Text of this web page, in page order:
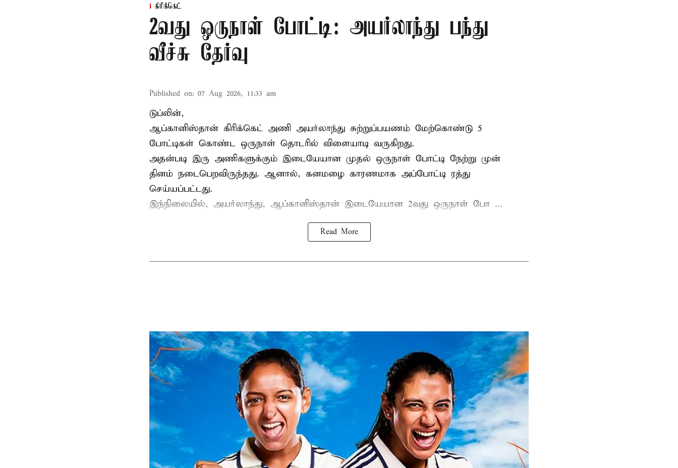
கிரிக்கெட்
2வது ஒருநாள் போட்டி: அயர்லாந்து பந்து
வீச்சு தேர்வு
Published on: 07 Aug 2026, 11:33 am
டுப்லின்,
ஆப்கானிஸ்தான் கிரிக்கெட் அணி அயர்லாந்து சுற்றுப்பயணம் மேற்கொண்டு 5
போட்டிகள் கொண்ட ஒருநாள் தொடரில் விளையாடி வருகிறது.
அதன்படி இரு அணிகளுக்கும் இடையேயான முதல் ஒருநாள் போட்டி நேற்று முன்
தினம் நடைபெறவிருந்தது. ஆனால், கனமழை காரணமாக அப்போட்டி ரத்து
செய்யப்பட்டது.
இந்நிலையில், அயர்லாந்து, ஆப்கானிஸ்தான் இடையேயான 2வது ஒருநாள் போ ...
Read More